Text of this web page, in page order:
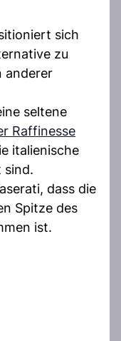
sich
zu
anderer
seltene
Raffinesse
italienische
sind.
dass die
Spitze des
ist.